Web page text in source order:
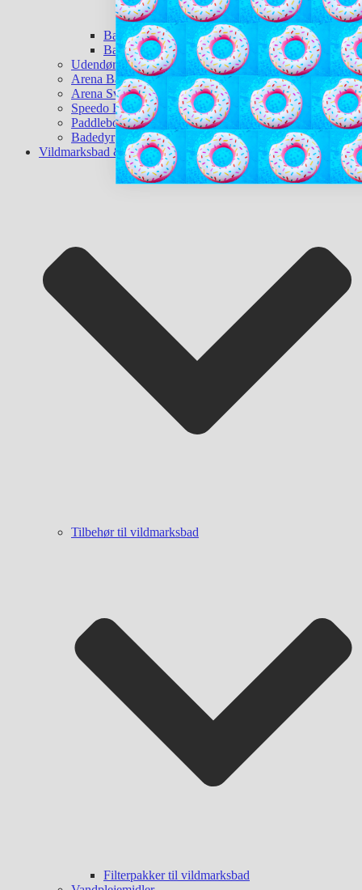
Badebolde
Baderinge
Udendørsbruser
Arena Badetøj
Arena Svømmeudstyr
Speedo Badetøj
Paddleboard
Badedyr
Vildmarksbad & Sauna
Tilbehør til vildmarksbad
Filterpakker til vildmarksbad